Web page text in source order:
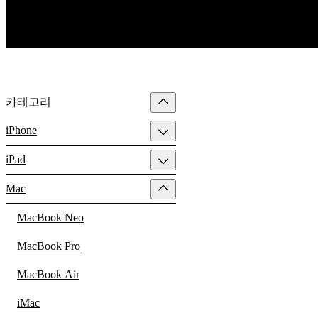
카테고리
iPhone
iPad
Mac
MacBook Neo
MacBook Pro
MacBook Air
iMac